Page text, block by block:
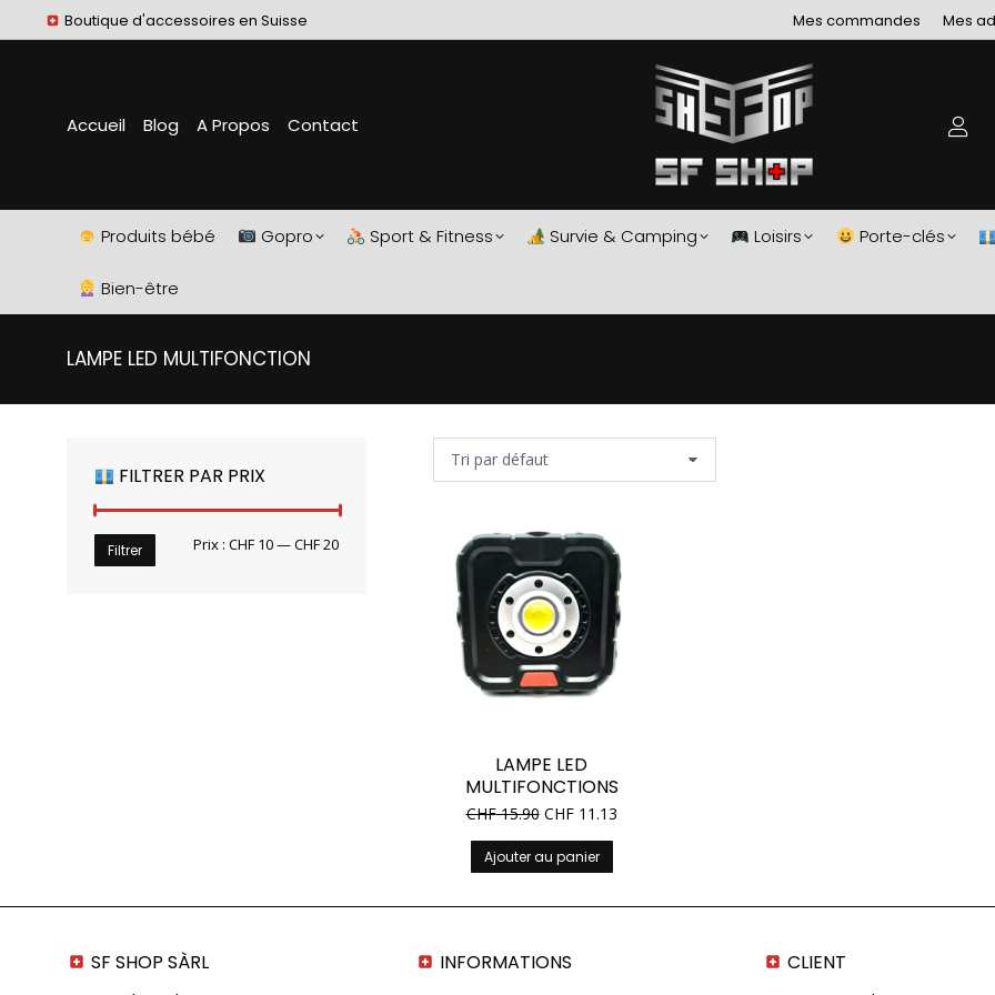
Boutique d'accessoires en Suisse Mes commandes Mes
Accueil Blog A Propos Contact
Produits bébé Gopro Sport & Fitness Survie & Camping Loisirs Porte-clés
Bien-être
LAMPE LED MULTIFONCTION
LAMPE LED
MULTIFONCTIONS
CHF15.90 CHF11.13
Ajouter au panier
FILTRER PAR PRIX
Prix
Prix
Filtrer Prix : CHF 10—CHF 20
SF SHOP SÀRL INFORMATIONS CLIENT